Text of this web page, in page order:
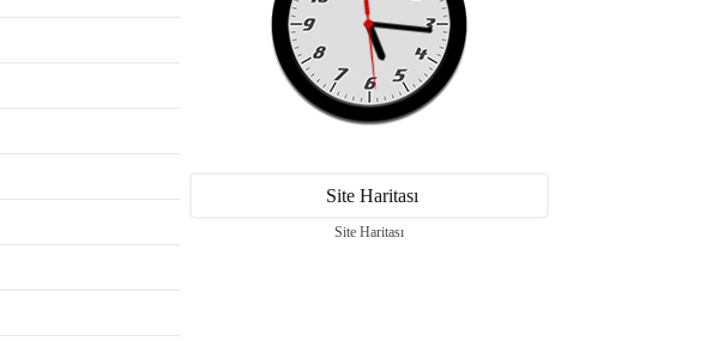
Site Haritası
Site Haritası